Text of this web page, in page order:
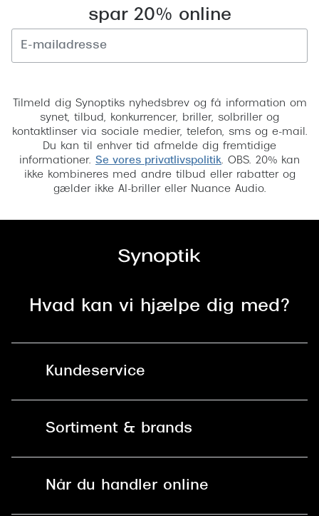
spar 20% online
Tilmeld dig Synoptiks nyhedsbrev og få information om
synet, tilbud, konkurrencer, briller, solbriller og
kontaktlinser via sociale medier, telefon, sms og e-mail.
Du kan til enhver tid afmelde dig fremtidige
informationer. Se vores privatlivspolitik. OBS. 20% kan
ikke kombineres med andre tilbud eller rabatter og
gælder ikke AI-briller eller Nuance Audio.
Hvad kan vi hjælpe dig med?
Kundeservice
Sortiment & brands
Når du handler online